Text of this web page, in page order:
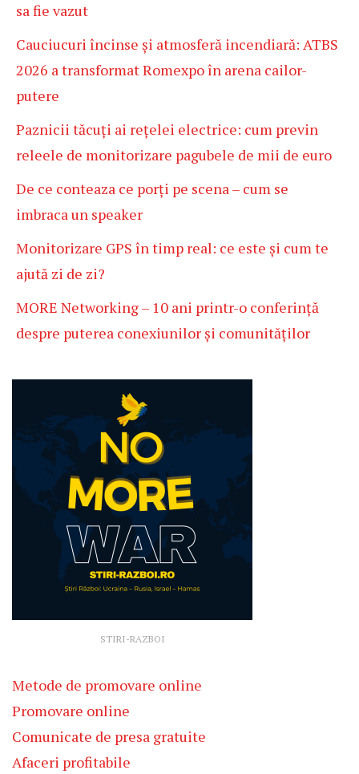
sa fie vazut
Cauciucuri încinse și atmosferă incendiară: ATBS
2026 a transformat Romexpo în arena cailor-
putere
Paznicii tăcuți ai rețelei electrice: cum previn
releele de monitorizare pagubele de mii de euro
De ce conteaza ce porți pe scena – cum se
imbraca un speaker
Monitorizare GPS în timp real: ce este și cum te
ajută zi de zi?
MORE Networking – 10 ani printr-o conferință
despre puterea conexiunilor și comunităților
STIRI-RAZBOI
Metode de promovare online
Promovare online
Comunicate de presa gratuite
Afaceri profitabile